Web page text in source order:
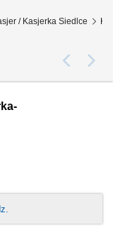
/ Kasjerka Siedlce